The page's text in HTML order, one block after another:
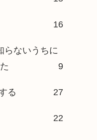
16
らないうちに
9
る 27
22